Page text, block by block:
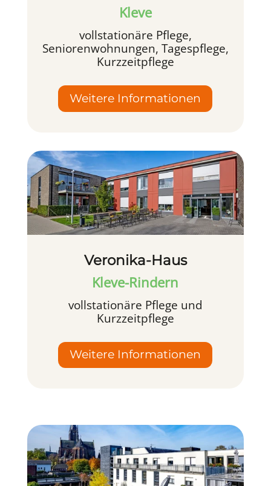
Kleve
vollstationäre Pflege,
Seniorenwohnungen, Tagespflege,
Kurzzeitpflege
Weitere Informationen
Veronika-Haus
Kleve-Rindern
vollstationäre Pflege und
Kurzzeitpflege
Weitere Informationen